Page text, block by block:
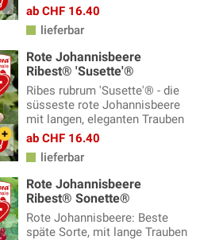
ab CHF 16.40
lieferbar
Rote Johannisbeere
Ribest® 'Susette'®
Ribes rubrum 'Susette'® - die
süsseste rote Johannisbeere
mit langen, eleganten Trauben
ab CHF 16.40
lieferbar
Rote Johannisbeere
Ribest® Sonette®
Rote Johannisbeere: Beste
späte Sorte, mit lange Trauben